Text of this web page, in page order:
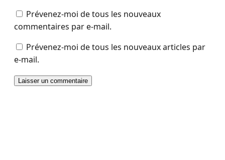
Prévenez-moi de tous les nouveaux
commentaires par e-mail.
Prévenez-moi de tous les nouveaux articles par
e-mail.